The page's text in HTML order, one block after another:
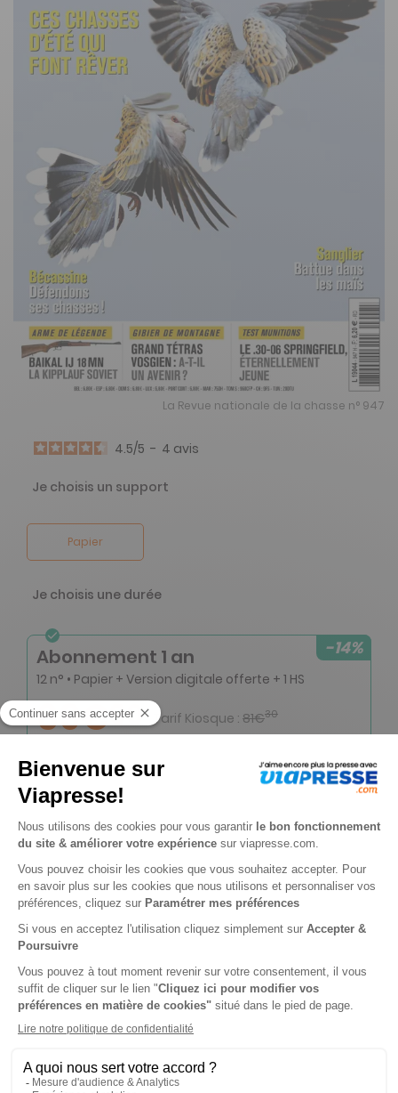
La Revue nationale de la chasse n° 947
4.5/5 - 4 avis
Je choisis un support
Papier
Je choisis une durée
-14%
Abonnement 1 an
12 n° • Papier + Version digitale offerte + 1 HS
69€90 Tarif Kiosque : 81€30
Renouvellement à date d’anniversaire
Abonnement 1 an
12 n° • Papier + Version digitale offerte
59€90 Tarif Kiosque :74€40
Tarif France métropolitaine
Renouvellement à date d’anniversaire
-50%
Abonnement Durée libre
Papier + Version digitale offerte
3€10 Tarif Kiosque :
Prix par n° pendant 6 mois, puis 5,99 € par n°
Tarif France métropolitaine